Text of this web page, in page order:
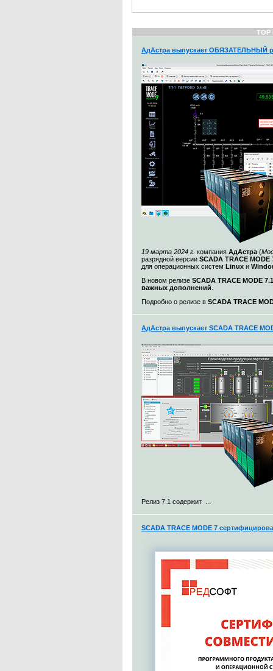
TOP
АдАстра выпускает ОБЯЗАТЕЛЬНЫЙ
19 марта 2024 г. компания АдАстра (
разрядной версии SCADA TRACE MODE
для операционных систем Linux и
В новом релизе SCADA TRACE MODE
важных дополнений
Подробно о релизе в SCADA TRACE
АдАстра выпускает SCADA TRACE
Релиз 7.1 содержит ...
SCADA TRACE MODE 7